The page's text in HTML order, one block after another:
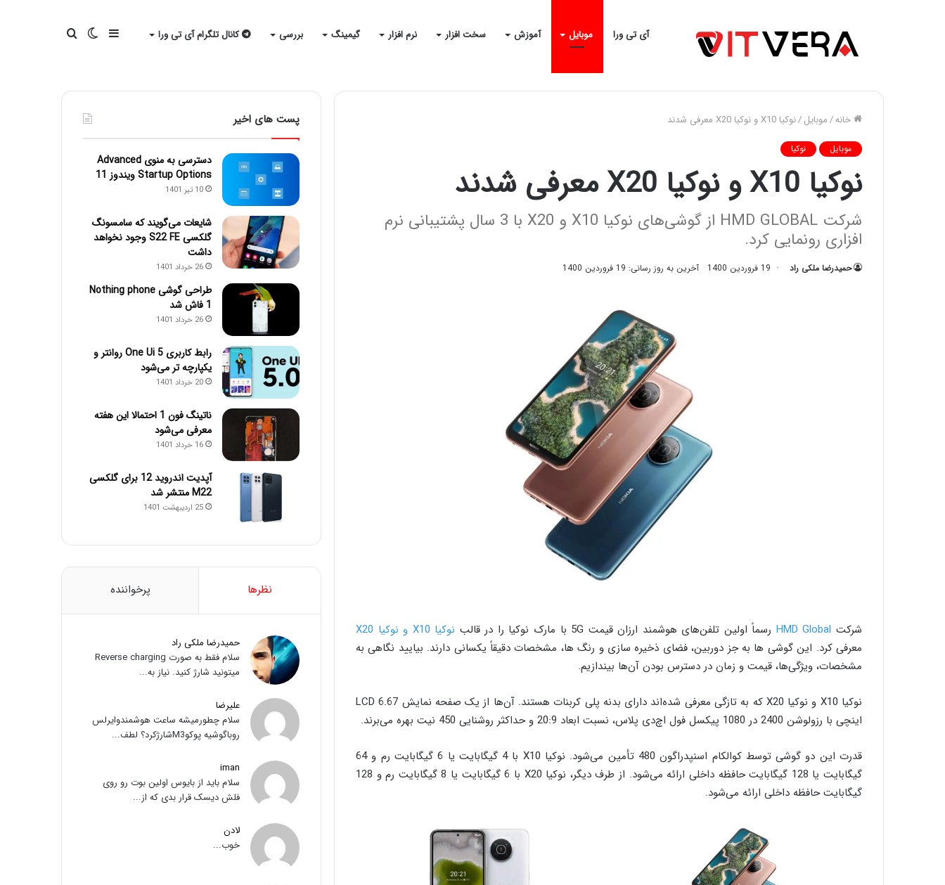
آی تی ورا موبایل آموزش سخت افزار نرم افزار گیمینگ بررسی کانال تلگرام آی تی ورا تغییرسایدبار
خانه/موبایل/نوکیا X10 و نوکیا X20 معرفی شدند
موبایل نوکیا
نوکیا X10 و نوکیا X20 معرفی شدند
شرکت HMD GLOBAL از گوشی‌های نوکیا X10 و X20 با 3 سال پشتیبانی نرم
افزاری رونمایی کرد.
حمیدرضا ملکی راد 19 فروردین 1400 آخرین به روز رسانی: 19 فروردین 1400
شرکت HMD Global رسماً اولین تلفن‌های هوشمند ارزان قیمت 5G با مارک نوکیا را در قالب
نوکیا X10 و نوکیا X20
معرفی کرد. این گوشی ها به جز دوربین، فضای ذخیره سازی و رنگ ها، مشخصات دقیقاً یکسانی دارند. بیایید نگاهی به
مشخصات، ویژگی‌ها، قیمت و زمان در دسترس بودن آن‌ها بیندازیم.
نوکیا X10 و نوکیا X20 که به تازگی معرفی شده‌اند دارای بدنه پلی کربنات هستند. آن‌ها از یک صفحه نمایش LCD 6.67
اینچی با رزولوشن 2400 در 1080 پیکسل فول اچ‌دی پلاس، نسبت ابعاد 20:9 و حداکثر روشنایی 450 نیت بهره می‌برند.
قدرت این دو گوشی توسط کوالکام اسنپدراگون 480 تأمین می‌شود. نوکیا X10 با 4 گیگابایت یا 6 گیگابایت رم و 64
گیگابایت یا 128 گیگابایت حافظه داخلی ارائه می‌شود. از طرف دیگر، نوکیا X20 با 6 گیگابایت یا 8 گیگابایت رم و 128
گیگابایت حافظه داخلی ارائه می‌شود.
پست های اخیر
دسترسی به منوی Advanced
Startup Options ویندوز 11
10 تیر 1401
شایعات می‌گویند که سامسونگ
گلکسی S22 FE وجود نخواهد
داشت
26 خرداد 1401
طراحی گوشی Nothing phone
1 فاش شد
26 خرداد 1401
رابط کاربری One Ui 5 روانتر و
یکپارچه تر می‌شود
20 خرداد 1401
ناتینگ فون 1 احتمالا این هفته
معرفی می‌شود
16 خرداد 1401
آپدیت اندروید 12 برای گلکسی
M22 منتشر شد
25 اردیبهشت 1401
نظرها پرخواننده
حمیدرضا ملکی راد
سلام فقط به صورت Reverse charging
میتونید شارژ کنید. نیاز به...
علیرضا
سلام چطورمیشه ساعت هوشمندوایرلس
روباگوشیه پوکوM3شارژکرد؟ لطف...
iman
سلام باید از بایوس اولین بوت رو روی
فلش دیسک قرار بدی که از...
لادن
خوب...